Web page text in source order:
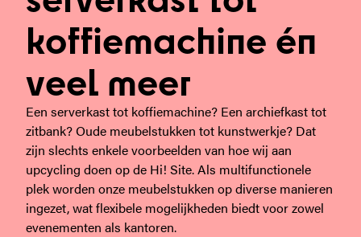
koffiemachine én
veel meer
Een serverkast tot koffiemachine? Een archiefkast tot
zitbank? Oude meubelstukken tot kunstwerkje? Dat
zijn slechts enkele voorbeelden van hoe wij aan
upcycling doen op de Hi! Site. Als multifunctionele
plek worden onze meubelstukken op diverse manieren
ingezet, wat flexibele mogelijkheden biedt voor zowel
evenementen als kantoren.